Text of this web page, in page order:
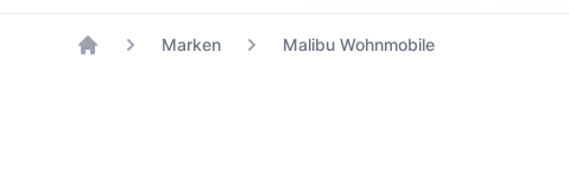
Marken Malibu Wohnmobile